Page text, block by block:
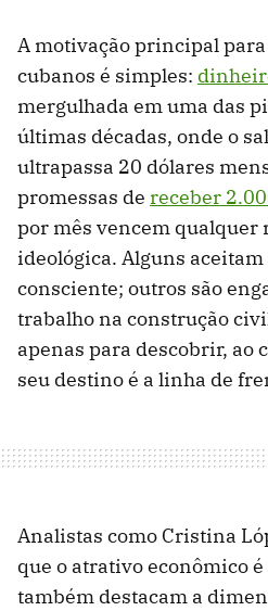
A motivação principal
cubanos é simples:
mergulhada em uma das
últimas décadas, onde o
ultrapassa 20 dólares
promessas de receber
por mês vencem qualquer
ideológica. Alguns
consciente; outros são
trabalho na construção
apenas para descobrir, ao
seu destino é a linha de
Analistas como Cristina
que o atrativo econômico
também destacam a